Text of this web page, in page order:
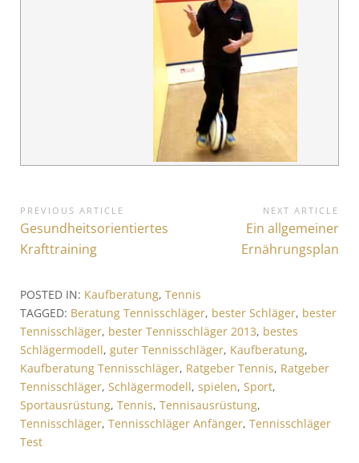
B
e
t
r
a
g
s
n
a
PREVIOUS ARTICLE
P
r
i
o
u
s
A
r
t
i
c
Gesundheitsorientiertes
Krafttraining
NEXT ARTICLE
N
e
r
t
i
c
l
e
Ein allgemeiner
Ernährungsplan
POSTED IN: Kaufberatung, Tennis
TAGGED: Beratung Tennisschläger, bester Schläger, bester
Tennisschläger, bester Tennisschläger 2013, bestes
Schlägermodell, guter Tennisschläger, Kaufberatung,
Kaufberatung Tennisschläger, Ratgeber Tennis, Ratgeber
Tennisschläger, Schlägermodell, spielen, Sport,
Sportausrüstung, Tennis, Tennisausrüstung,
Tennisschläger, Tennisschläger Anfänger, Tennisschläger
Test